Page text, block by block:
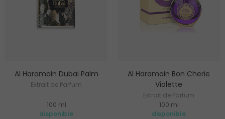
Al Haramain Dubai Palm
Extrait de Parfum
100 ml
disponible
Al Haramain Bon Cherie
Violette
Extrait de Parfum
100 ml
disponible